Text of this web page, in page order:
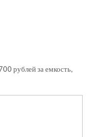
рублей за емкость,